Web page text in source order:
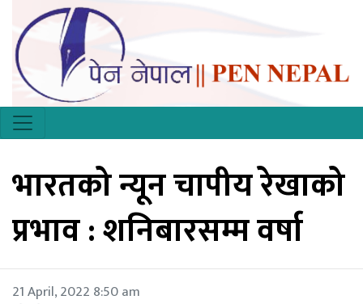
भारतको न्यून चापीय रेखाको
प्रभाव : शनिबारसम्म वर्षा
21 April, 2022 8:50 am